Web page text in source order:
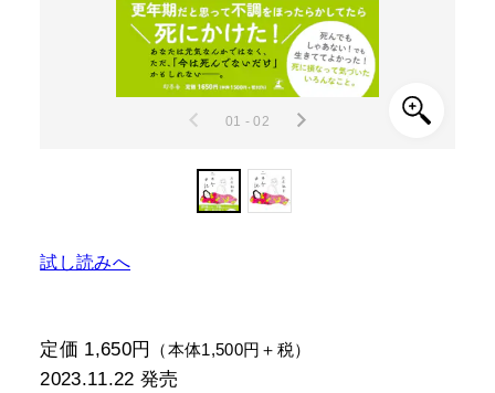
01 - 02
試し読みへ
定価 1,650円 （本体1,500円＋税）
2023.11.22 発売